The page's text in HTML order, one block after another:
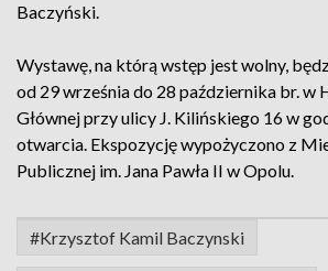
Baczyński.
Wystawę, na którą wstęp jest wolny,
od 29 września do 28 października br.
Głównej przy ulicy J. Kilińskiego 16 w
otwarcia. Ekspozycję wypożyczono z
Publicznej im. Jana Pawła II w Opolu.
#Krzysztof Kamil Baczynski